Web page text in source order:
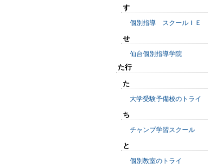
す
個別指導 スクールＩＥ
せ
仙台個別指導学院
た行
た
大学受験予備校のトライ
ち
チャンプ学習スクール
と
個別教室のトライ